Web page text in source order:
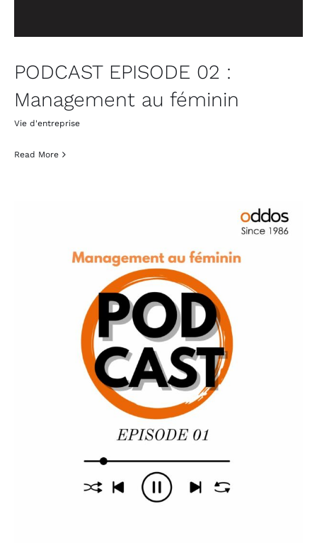
PODCAST EPISODE 02 :
Management au féminin
Vie d'entreprise
Read More